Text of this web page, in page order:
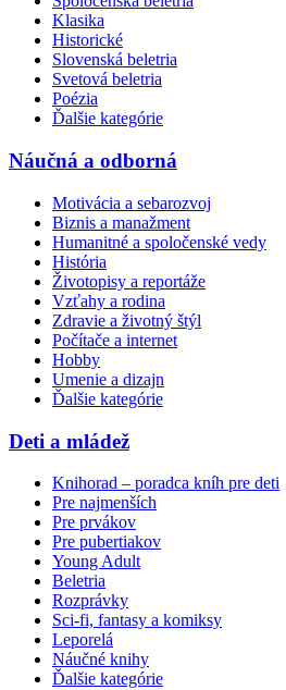
Klasika
Historické
Slovenská beletria
Svetová beletria
Poézia
Ďalšie kategórie
Náučná a odborná
Motivácia a sebarozvoj
Biznis a manažment
Humanitné a spoločenské vedy
História
Životopisy a reportáže
Vzťahy a rodina
Zdravie a životný štýl
Počítače a internet
Hobby
Umenie a dizajn
Ďalšie kategórie
Deti a mládež
Knihorad – poradca kníh pre deti
Pre najmenších
Pre prvákov
Pre pubertiakov
Young Adult
Beletria
Rozprávky
Sci-fi, fantasy a komiksy
Leporelá
Náučné knihy
Ďalšie kategórie